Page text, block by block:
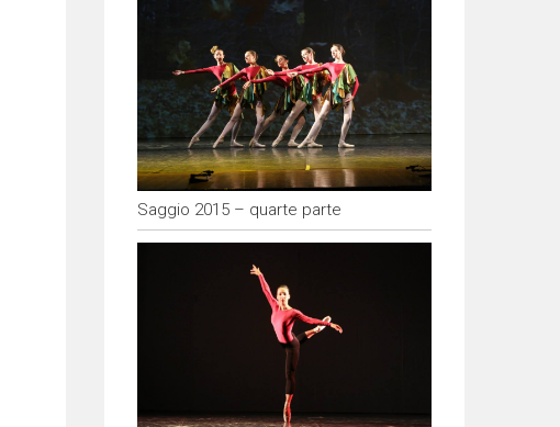
Saggio 2015 – quarte parte